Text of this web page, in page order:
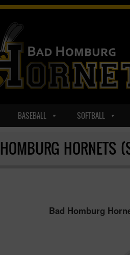
BASEBALL SOFTBALL
HORNETS
Bad Homburg